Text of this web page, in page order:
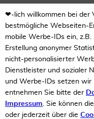
(DE)
Unsere
❤-lich willkommen bei der
bestmögliche Webseiten-
mobile Werbe-IDs ein,
Erstellung anonymer
nicht-personalisierter
Dienstleister und sozialer
und Werbe-IDs setzen
entnehmen Sie bitte der
Impressum. Sie können
oder jederzeit über die